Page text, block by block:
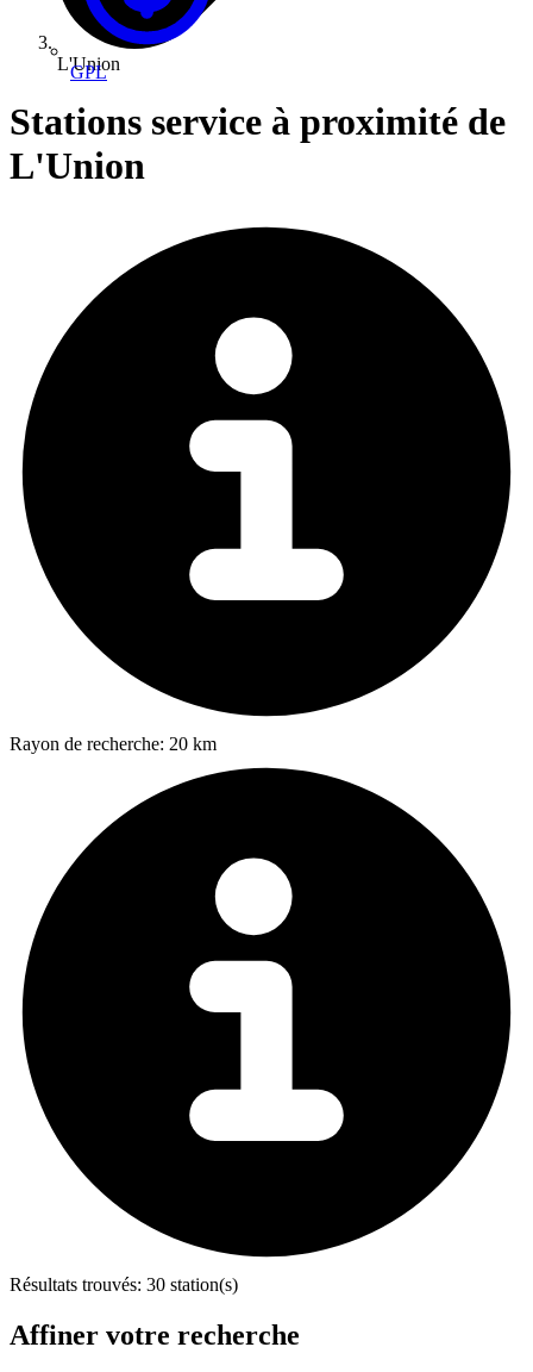
GPL
L'Union
Stations service à proximité de
L'Union
Rayon de recherche: 20 km
Résultats trouvés: 30 station(s)
Affiner votre recherche